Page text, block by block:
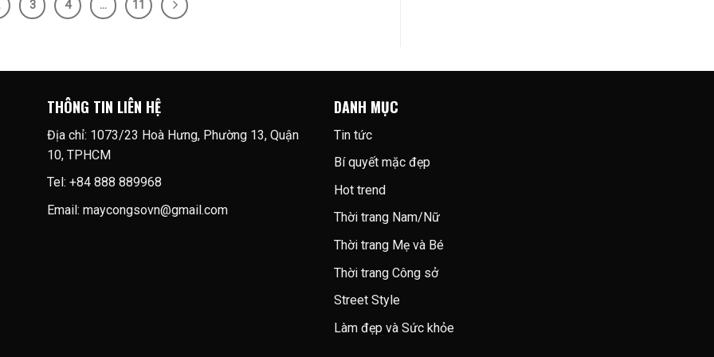
3 4 … 11
THÔNG TIN LIÊN HỆ
Địa chỉ: 1073/23 Hoà Hưng, Phường 13, Quận
10, TPHCM
Tel: +84 888 889968
Email: maycongsovn@gmail.com
DANH MỤC
Tin tức
Bí quyết mặc đẹp
Hot trend
Thời trang Nam/Nữ
Thời trang Mẹ và Bé
Thời trang Công sở
Street Style
Làm đẹp và Sức khỏe